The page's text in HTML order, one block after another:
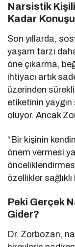
Narsistik
Kadar
Son yıllarda,
yaşam tarzı
öne çıkarma,
ihtiyacı artık
üzerinden
etiketinin yaygın
oluyor. Ancak
“Bir kişinin
önem vermesi
özellikler
Peki Gerçek
Gider?
Dr. Zorbozan,